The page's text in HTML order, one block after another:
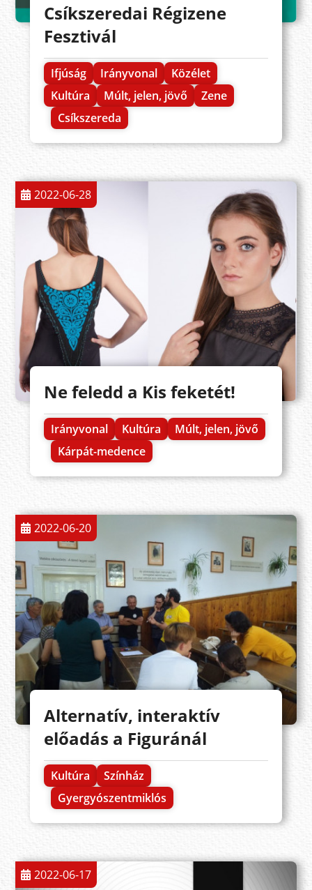
Csíkszeredai Régizene
Fesztivál
Ifjúság Irányvonal
Közélet
Kultúra
Múlt, jelen, jövő
Zene
Csíkszereda
2022-06-28
Ne feledd a Kis feketét!
Irányvonal Kultúra
Múlt, jelen, jövő
Kárpát-medence
2022-06-20
Alternatív, interaktív
előadás a Figuránál
Kultúra
Színház
Gyergyószentmiklós
2022-06-17